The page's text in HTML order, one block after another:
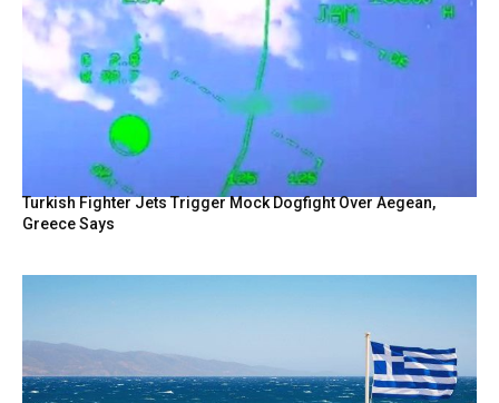
Turkish Fighter Jets Trigger Mock Dogfight Over Aegean,
Greece Says